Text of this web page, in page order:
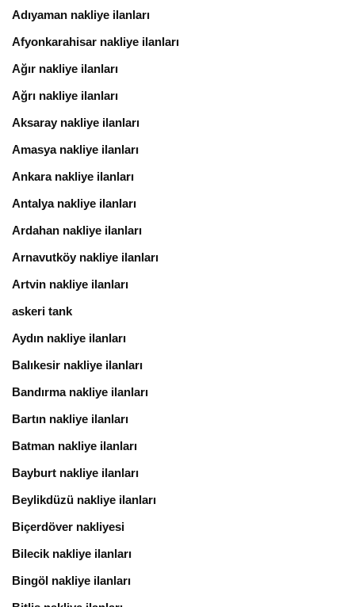
Adıyaman nakliye ilanları
Afyonkarahisar nakliye ilanları
Ağır nakliye ilanları
Ağrı nakliye ilanları
Aksaray nakliye ilanları
Amasya nakliye ilanları
Ankara nakliye ilanları
Antalya nakliye ilanları
Ardahan nakliye ilanları
Arnavutköy nakliye ilanları
Artvin nakliye ilanları
askeri tank
Aydın nakliye ilanları
Balıkesir nakliye ilanları
Bandırma nakliye ilanları
Bartın nakliye ilanları
Batman nakliye ilanları
Bayburt nakliye ilanları
Beylikdüzü nakliye ilanları
Biçerdöver nakliyesi
Bilecik nakliye ilanları
Bingöl nakliye ilanları